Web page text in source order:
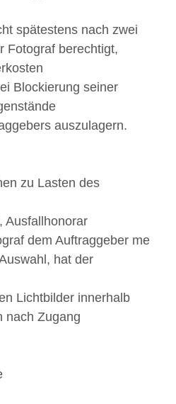
spätestens nach zwei
Fotograf berechtigt,
Blockierung seiner
auszulagern.
zu Lasten des
Ausfallhonorar
dem Auftraggeber me
hat der
Lichtbilder innerhalb
nach Zugang